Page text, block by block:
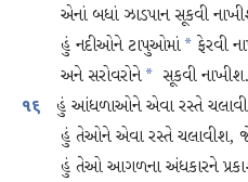
એનાં બધાં ઝાડપાન સૂકવી
હું નદીઓને ટાપુઓમાં * ફેરવી
અને સરોવરોને * સૂકવી નાખીશ.
૧૬ હું આંધળાઓને એવા રસ્તે
હું તેઓને એવા રસ્તે ચલાવીશ,
હું તેઓ આગળના અંધકારને